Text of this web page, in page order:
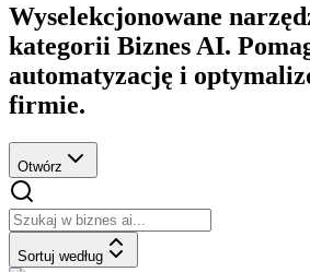
Wyselekcjonowane
kategorii Biznes AI.
automatyzację i
firmie.
Otwórz
Sortuj według